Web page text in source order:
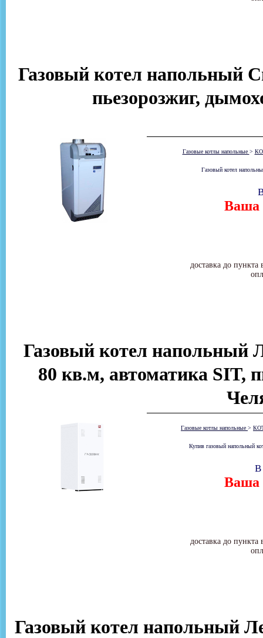
Газовый котел напольный
пьезорозжиг,
Газовые котлы напольные >
Газовый котел
Ваша
доставка до
Газовый котел напольный
80 кв.м, автоматика SIT,
Газовые котлы напольные >
Купив газовый напольный
Ваша
доставка до
В
Газовый котел напольный